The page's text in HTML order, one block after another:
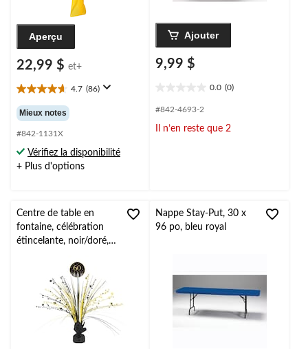
Aperçu
22,99 $ et+
4.7 (86)
4.7
étoile(s)
sur
5.
86
évaluations
Mieux notes
#842-1131X
Vérifiez la disponibilité
+ Plus d'options
Ajouter
9,99 $
0.0 (0)
étoile(s)
5.
#842-4693-2
Il n’en reste que 2
Centre de table en
fontaine, célébration
étincelante, noir/doré,
d'intérieur pour 60e
anniversaire
Nappe Stay-Put, 30 x
96 po, bleu royal